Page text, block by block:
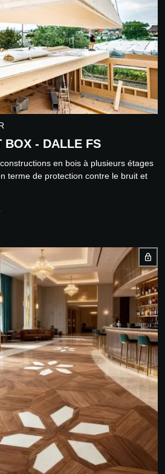
BOX - DALLE FS
en bois à plusieurs étages
terme de protection contre le bruit et